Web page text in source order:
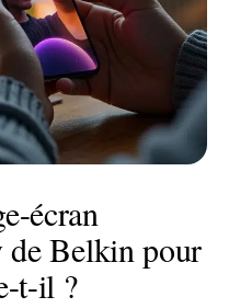
écran
Belkin pour
t-il ?